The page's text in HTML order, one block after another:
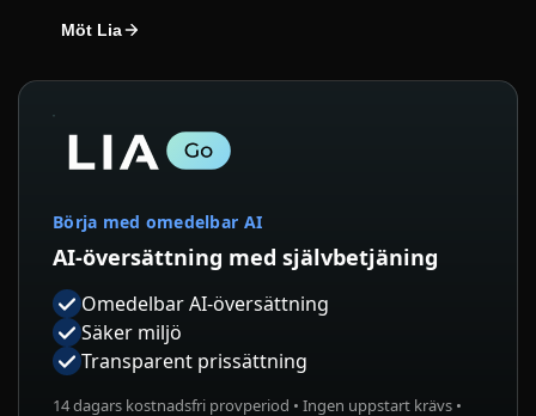
Möt Lia
Börja med omedelbar AI
AI-översättning med självbetjäning
Omedelbar AI-översättning
Säker miljö
Transparent prissättning
14 dagars kostnadsfri provperiod • Ingen uppstart krävs •